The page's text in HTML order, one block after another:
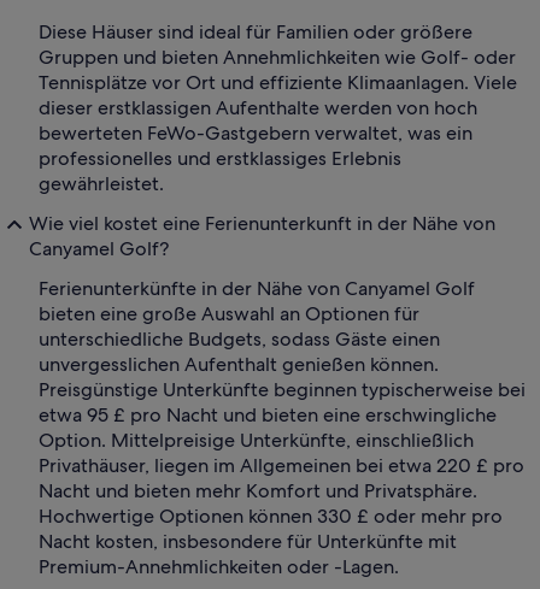
Diese Häuser sind ideal für Familien oder größere
Gruppen und bieten Annehmlichkeiten wie Golf- oder
Tennisplätze vor Ort und effiziente Klimaanlagen. Viele
dieser erstklassigen Aufenthalte werden von hoch
bewerteten FeWo-Gastgebern verwaltet, was ein
professionelles und erstklassiges Erlebnis
gewährleistet.
Wie viel kostet eine Ferienunterkunft in der Nähe von
Canyamel Golf?
Ferienunterkünfte in der Nähe von Canyamel Golf
bieten eine große Auswahl an Optionen für
unterschiedliche Budgets, sodass Gäste einen
unvergesslichen Aufenthalt genießen können.
Preisgünstige Unterkünfte beginnen typischerweise bei
etwa 95 £ pro Nacht und bieten eine erschwingliche
Option. Mittelpreisige Unterkünfte, einschließlich
Privathäuser, liegen im Allgemeinen bei etwa 220 £ pro
Nacht und bieten mehr Komfort und Privatsphäre.
Hochwertige Optionen können 330 £ oder mehr pro
Nacht kosten, insbesondere für Unterkünfte mit
Premium-Annehmlichkeiten oder -Lagen.